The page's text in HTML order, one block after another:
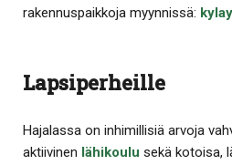
rakennuspaikkoja myynnissä:
Lapsiperheille
Hajalassa on inhimillisiä arvoja
aktiivinen lähikoulu sekä kotoisa,